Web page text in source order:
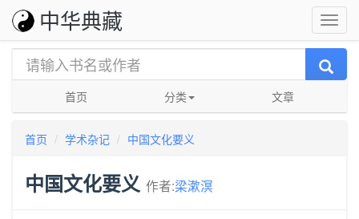
中华典藏
首页 分类 文章
首页 学术杂记 中国文化要义
中国文化要义 作者:梁漱溟